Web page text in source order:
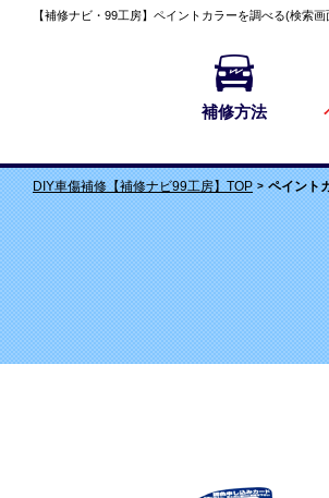
【補修ナビ・99工房】 ペイントカラーを調べる(検索画
補修方法
DIY車傷補修【補修ナビ99工房】TOP ペイント